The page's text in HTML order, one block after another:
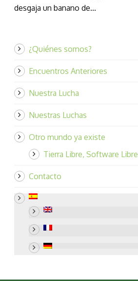
desgaja un banano de...
¿Quiénes somos?
Encuentros Anteriores
Nuestra Lucha
Nuestras Luchas
Otro mundo ya existe
Tierra Libre, Software Libre
Contacto